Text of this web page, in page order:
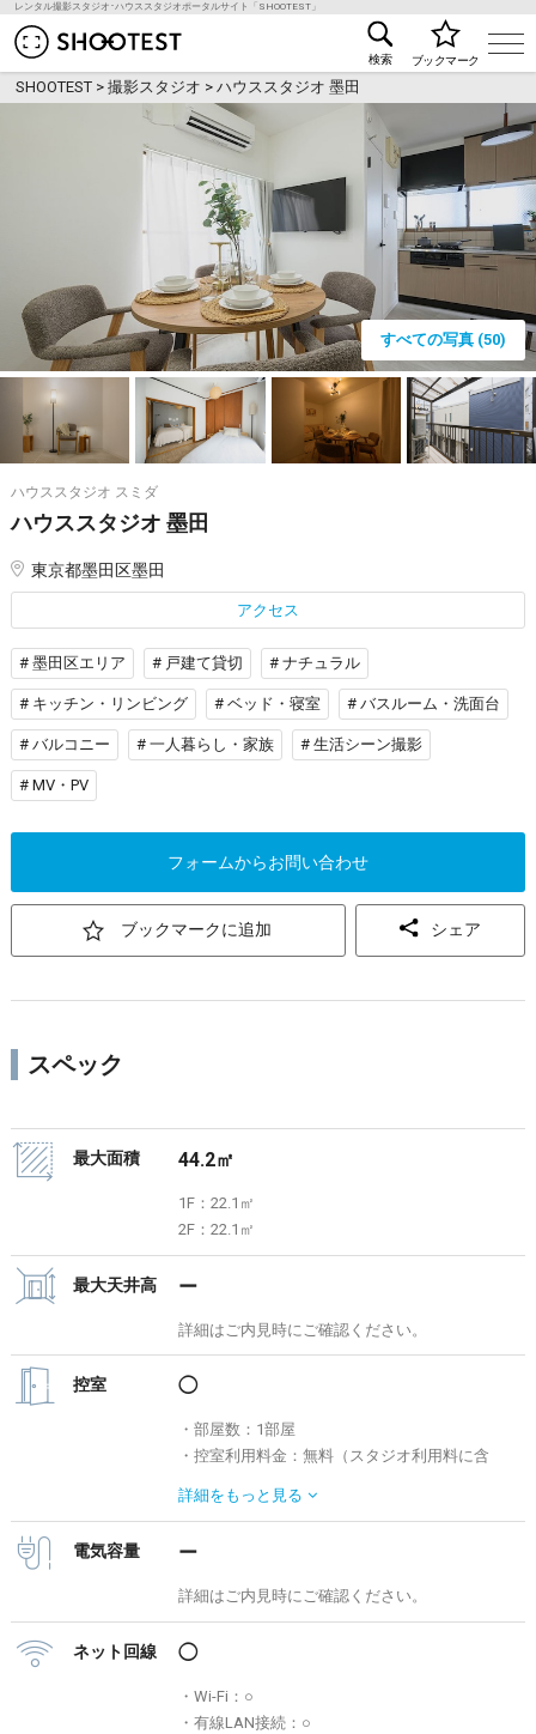
レンタル撮影スタジオ･ハウススタジオポータルサイト「SHOOTEST」
レンタル撮影スタジオ･ハウススタジオ検索の
検索 ブックマーク
SHOOTEST >撮影スタジオ >ハウススタジオ 墨田
すべての写真 (50)
ハウススタジオ スミダ
ハウススタジオ 墨田
東京都墨田区墨田
アクセス
# 墨田区エリア # 戸建て貸切 # ナチュラル
# キッチン・リンビング # ベッド・寝室 # バスルーム・洗面台
# バルコニー # 一人暮らし・家族 # 生活シーン撮影
# MV・PV
フォームからお問い合わせ
ブックマークに追加 シェア
スペック
最大面積 44.2㎡
1F：22.1㎡
2F：22.1㎡
最大天井高 ー
詳細はご内見時にご確認ください。
控室 ◯
・部屋数：1部屋
・控室利用料金：無料（スタジオ利用料に含
※浴室、寝室、もしくは洗濯室をご利用いただ
詳細を もっと見る
電気容量 ー
詳細はご内見時にご確認ください。
ネット回線 ◯
・Wi-Fi：○
・有線LAN接続：○